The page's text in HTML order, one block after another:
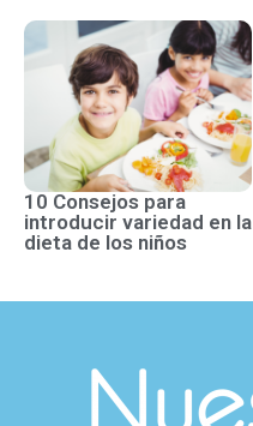
10 Consejos para
introducir variedad en la
dieta de los niños